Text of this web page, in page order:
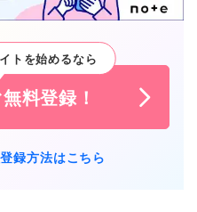
トを始めるなら
料登録！
録方法はこちら